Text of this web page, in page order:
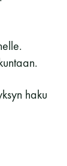
haku